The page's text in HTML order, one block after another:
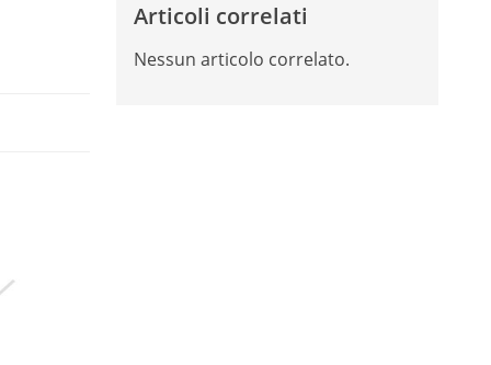
Articoli correlati
Nessun articolo correlato.